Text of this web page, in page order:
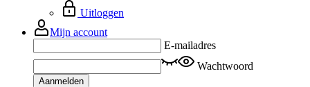
Uitloggen
Mijn account
E-mailadres
Wachtwoord
Aanmelden